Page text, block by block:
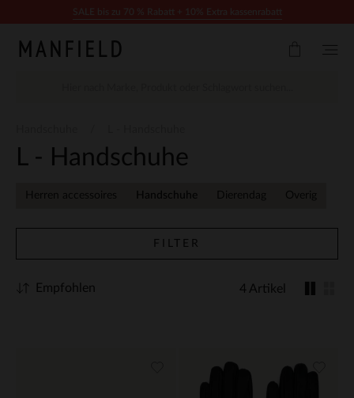
L - Handschuhe
Herren accessoires Handschuhe Dierendag Overig
FILTER
4 Artikel
Empfohlen